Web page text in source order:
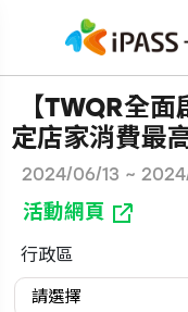
【TWQR全
定店家消費最
2024/06/13 ~
活動網頁
行政區
請選擇